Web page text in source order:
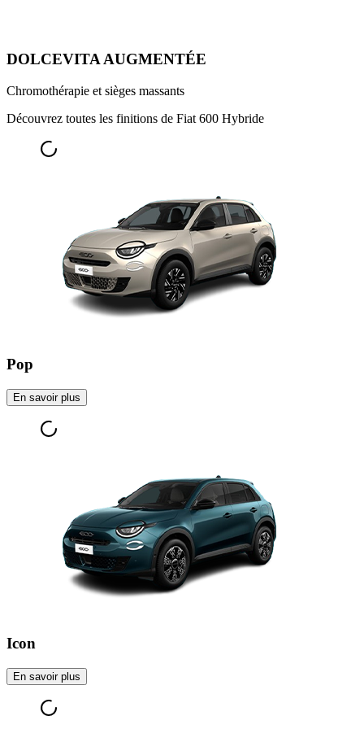
DOLCEVITA AUGMENTÉE
Chromothérapie et sièges massants
Découvrez toutes les finitions de Fiat 600 Hybride
Pop
En savoir plus
Icon
En savoir plus